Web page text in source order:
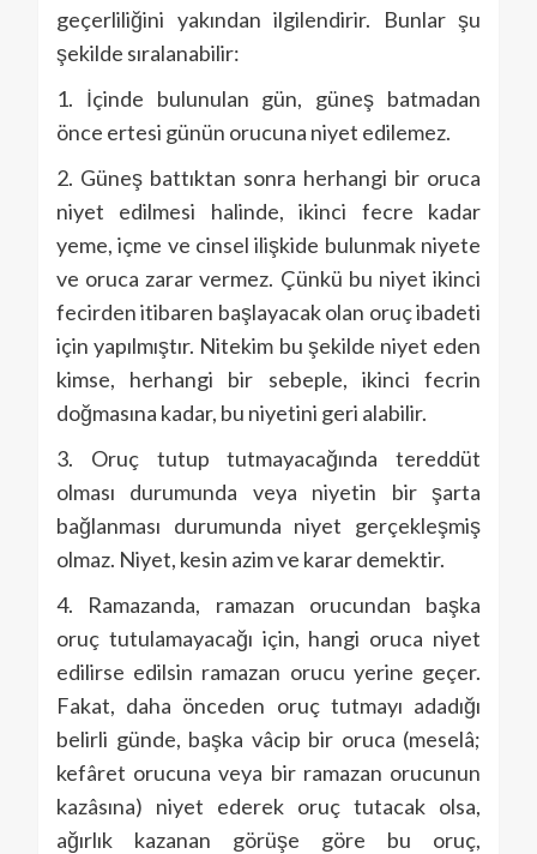
geçerliliğini yakından ilgilendirir. Bunlar şu
şekilde sıralanabilir:
1. İçinde bulunulan gün, güneş batmadan
önce ertesi günün orucuna niyet edilemez.
2. Güneş battıktan sonra herhangi bir oruca
niyet edilmesi halinde, ikinci fecre kadar
yeme, içme ve cinsel ilişkide bulunmak niyete
ve oruca zarar vermez. Çünkü bu niyet ikinci
fecirden itibaren başlayacak olan oruç ibadeti
için yapılmıştır. Nitekim bu şekilde niyet eden
kimse, herhangi bir sebeple, ikinci fecrin
doğmasına kadar, bu niyetini geri alabilir.
3. Oruç tutup tutmayacağında tereddüt
olması durumunda veya niyetin bir şarta
bağlanması durumunda niyet gerçekleşmiş
olmaz. Niyet, kesin azim ve karar demektir.
4. Ramazanda, ramazan orucundan başka
oruç tutulamayacağı için, hangi oruca niyet
edilirse edilsin ramazan orucu yerine geçer.
Fakat, daha önceden oruç tutmayı adadığı
belirli günde, başka vâcip bir oruca (meselâ;
kefâret orucuna veya bir ramazan orucunun
kazâsına) niyet ederek oruç tutacak olsa,
ağırlık kazanan görüşe göre bu oruç,